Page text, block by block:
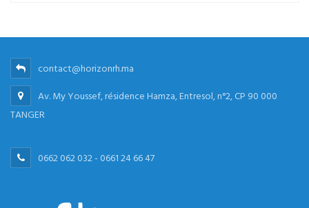
contact@horizonrh.ma
Av. My Youssef, résidence Hamza, Entresol, n°2, CP 90 000
TANGER
0662 062 032 - 0661 24 66 47